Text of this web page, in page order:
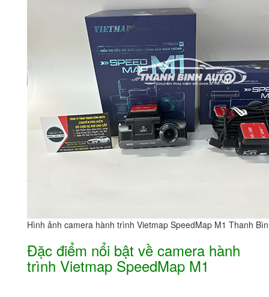
Hình ảnh camera hành trình Vietmap SpeedMap M1 Thanh
Đặc điểm nổi bật về camera hành
trình Vietmap SpeedMap M1